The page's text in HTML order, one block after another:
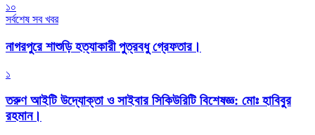
১০
সর্বশেষ সব খবর
নাগরপুরে শাশুড়ি হত্যাকারী পুত্রবধু গ্রেফতার।
১
তরুণ আইটি উদ্যোক্তা ও সাইবার সিকিউরিটি বিশেষজ্ঞ: মোঃ হাবিবুর
রহমান।